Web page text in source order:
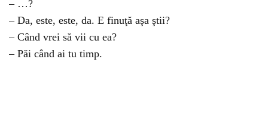
– …?
– Da, este, este, da. E finuţă aşa ştii?
– Când vrei să vii cu ea?
– Păi când ai tu timp.